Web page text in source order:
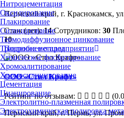
Нитроцементация
Оксидирование
Плакирование
Силицирование
Термодиффузионное цинкование
Травление металла
Химическое фосфатирование
Хромоалитирование
Хромосилицирование
Цементация
Цианирование
Электролитно-плазменная
Электрохимическая полировка
Пермский край, г. Краснокамск,
Стаж (лет):14 Сотрудников: 30
10
Подробнее о предприятии
ООО «Стил Крафт»
Рейтинг по отзывам:
Пермский край, г. Пермь, ул.